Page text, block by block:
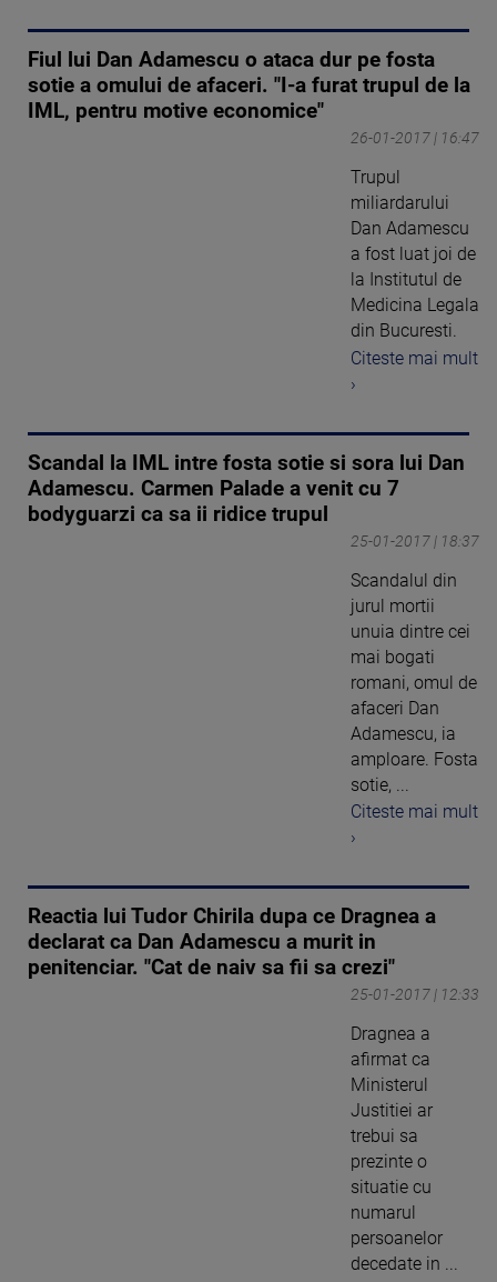
Fiul lui Dan Adamescu o ataca dur pe fosta
sotie a omului de afaceri. "I-a furat trupul de la
IML, pentru motive economice"
26-01-2017 | 16:47
Trupul
miliardarului
Dan Adamescu
a fost luat joi de
la Institutul de
Medicina Legala
din Bucuresti.
Citeste mai mult
›
Scandal la IML intre fosta sotie si sora lui Dan
Adamescu. Carmen Palade a venit cu 7
bodyguarzi ca sa ii ridice trupul
25-01-2017 | 18:37
Scandalul din
jurul mortii
unuia dintre cei
mai bogati
romani, omul de
afaceri Dan
Adamescu, ia
amploare. Fosta
sotie, ...
Citeste mai mult
›
Reactia lui Tudor Chirila dupa ce Dragnea a
declarat ca Dan Adamescu a murit in
penitenciar. "Cat de naiv sa fii sa crezi"
25-01-2017 | 12:33
Dragnea a
afirmat ca
Ministerul
Justitiei ar
trebui sa
prezinte o
situatie cu
numarul
persoanelor
decedate in ...